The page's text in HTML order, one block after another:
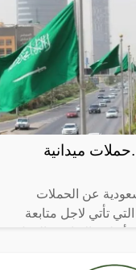
ميدانية
عن الحملات
تأتي لاجل متابعة